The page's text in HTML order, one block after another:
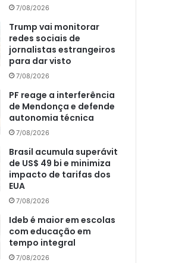
7/08/2026
Trump vai monitorar
redes sociais de
jornalistas estrangeiros
para dar visto
7/08/2026
PF reage a interferência
de Mendonça e defende
autonomia técnica
7/08/2026
Brasil acumula superávit
de US$ 49 bi e minimiza
impacto de tarifas dos
EUA
7/08/2026
Ideb é maior em escolas
com educação em
tempo integral
7/08/2026